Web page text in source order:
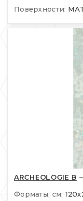
Поверхности:
ARCHEOLOGIE B
Форматы, см: